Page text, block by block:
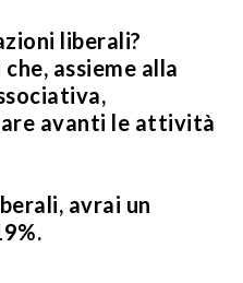
liberali?
assieme alla
avanti le attività
avrai un